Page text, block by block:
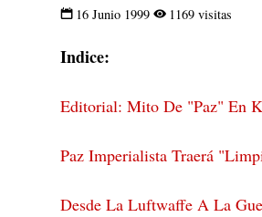
16 Junio 1999 1169 visitas
Indice:
Editorial: Mito De "Paz" En
Paz Imperialista Traerá
Desde La Luftwaffe A La